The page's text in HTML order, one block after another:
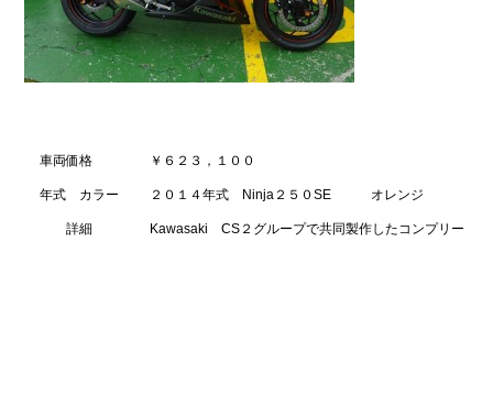
車両価格 ￥６２３，１００
年式 カラー ２０１４年式 Ninja２５０SE オレンジ
詳細 Kawasaki CS２グループで共同製作したコ